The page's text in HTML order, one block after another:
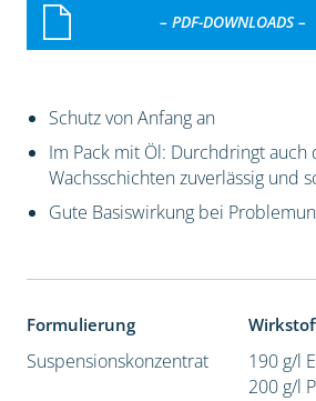
– PDF-DOWNLOADS –
Schutz von Anfang an
Im Pack mit Öl: Durchdringt auch
Wachsschichten zuverlässig und
Gute Basiswirkung bei
Formulierung
Suspensionskonzentrat
190 g/l
200 g/l